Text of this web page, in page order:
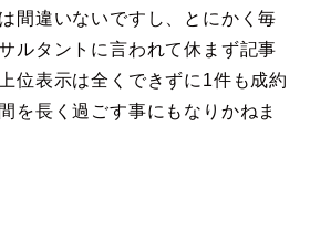
間違いないですし、とにかく毎
ルタントに言われて休まず記事
位表示は全くできずに1件も成約
を長く過ごす事にもなりかねま